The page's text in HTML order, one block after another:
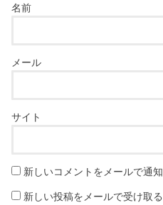
名前
メール
サイト
新しいコメントをメールで通知
新しい投稿をメールで受け取る